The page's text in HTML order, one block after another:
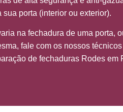
porta (interior ou exterior).
na fechadura de uma porta,
fale com os nossos
de fechaduras Rodes em